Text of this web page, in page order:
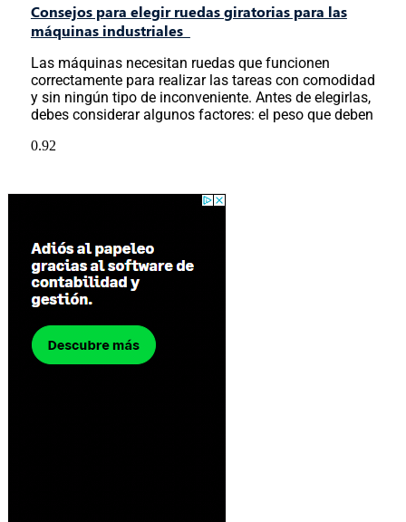
Consejos para elegir ruedas giratorias para las
máquinas industriales
Las máquinas necesitan ruedas que funcionen
correctamente para realizar las tareas con comodidad
y sin ningún tipo de inconveniente. Antes de elegirlas,
debes considerar algunos factores: el peso que deben